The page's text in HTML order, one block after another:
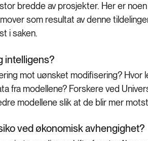
bredde av prosjekter. Her er
som resultat av denne
i saken.
intelligens?
mot uønsket modifisering?
fra modellene? Forskere ved
modellene slik at de blir mer
ved økonomisk avhengighet?